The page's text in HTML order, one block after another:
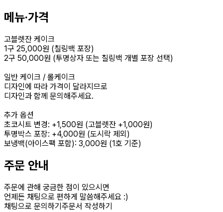
메뉴·가격
고블렛잔 케이크
1구 25,000원 (칠링백 포장)
2구 50,000원 (투명상자 또는 칠링백 개별 포장 선택)
일반 케이크 / 롤케이크
디자인에 따라 가격이 달라지므로
디자인과 함께 문의해주세요.
추가 옵션
초코시트 변경: +1,500원 (고블렛잔 +1,000원)
투명박스 포장: +4,000원 (도시락 제외)
보냉백(아이스팩 포함): 3,000원 (1호 기준)
주문 안내
주문에 관해 궁금한 점이 있으시면
언제든 채팅으로 편하게 말씀해주세요 :)
채팅으로 문의하기주문서 작성하기